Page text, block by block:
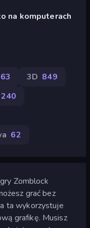
na komputerach
63 3D 849
240
62
Zomblock
grać bez
ta wykorzystuje
grafikę. Musisz